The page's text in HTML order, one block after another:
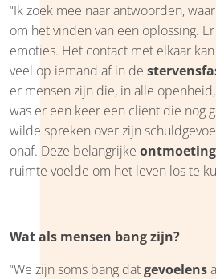
“Ik zoek mee naar antwoorden,
om het vinden van een oplossing.
emoties. Het contact met elkaar
veel op iemand af in de
er mensen zijn die, in alle
was er een keer een cliënt die nog
wilde spreken over zijn
onaf. Deze belangrijke ontmoeting
ruimte voelde om het leven los te
Wat als mensen bang zijn?
“We zijn soms bang datgevoelens